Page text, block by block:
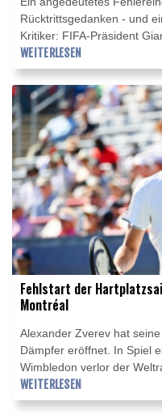
Rücktrittsgedanken - und
Kritiker: FIFA-Präsident
Krisentreffen im Amt. Wie
Mittwochabend mitteilte,
der Zusammenkunft mit
Büro für Afrika klare
WEITERLESEN
Fehlstart der
Montréal
Alexander Zverev hat
Dämpfer eröffnet. In Spiel
Wimbledon verlor der
Leistung mit 7:6 (7:3), 2:6,
Griekspoor. Damit ist das
WEITERLESEN